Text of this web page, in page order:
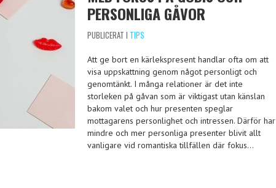
PERSONLIGA GÅVOR
PUBLICERAT I TIPS
Att ge bort en kärlekspresent handlar ofta om att
visa uppskattning genom något personligt och
genomtänkt. I många relationer är det inte
storleken på gåvan som är viktigast utan känslan
bakom valet och hur presenten speglar
mottagarens personlighet och intressen. Därför har
mindre och mer personliga presenter blivit allt
vanligare vid romantiska tillfällen där fokus…